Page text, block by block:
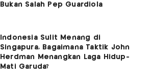
Bukan Salah Pep Guardiola
Indonesia Sulit Menang di
Singapura, Bagaimana Taktik John
Herdman Menangkan Laga Hidup-
Mati Garuda?